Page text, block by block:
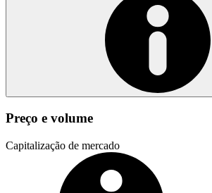
Preço e volume
Capitalização de mercado